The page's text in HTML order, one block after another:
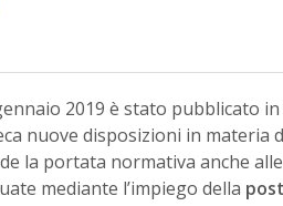
2019 è stato pubblicato in
nuove disposizioni in materia
la portata normativa anche alle
mediante l’impiego della